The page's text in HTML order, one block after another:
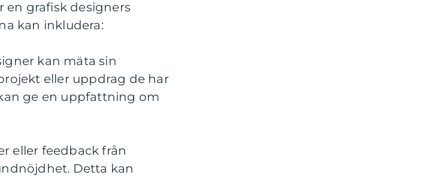
en grafisk designers
kan inkludera:
kan mäta sin
eller uppdrag de har
ge en uppfattning om
eller feedback från
Detta kan